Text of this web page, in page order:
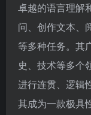
卓越的语言理解
问、创作文本、
等多种任务。其
史、技术等多个
进行连贯、逻辑
其成为一款极具